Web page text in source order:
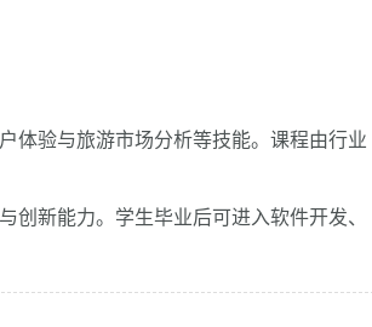
验与旅游市场分析等技能。课程由行业
新能力。学生毕业后可进入软件开发、